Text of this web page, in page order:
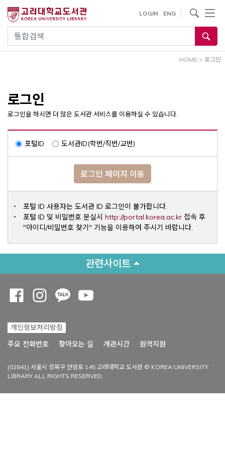
건
통합검색
LOGIN ENG
사이트내 검색
HOME > 로그인
로그인
로그인을 하시면 더 많은 도서관 서비스를 이용하실 수 있습니다.
포털ID 도서관ID(학번/직번/교번)
로그인 페이지 이동
포털 ID 사용자는 도서관 ID 로그인이 불가합니다.
포털 ID 및 비밀번호 분실시 http://portal.korea.ac.krOpens a
접속 후
"아이디/비밀번호 찾기" 기능을 이용하여 주시기 바랍니다.
관련사이트
개인정보처리방침
주요 전화번호
찾아오는 길 개관시간 원격지원
(02841) 서울시 성북구 안암로 145 고려대학교 도서관 © KOREA UNIVERSITY
LIBRARY ALL RIGHTS RESERVED.
Opens a new window
Opens a new window
Opens a new window